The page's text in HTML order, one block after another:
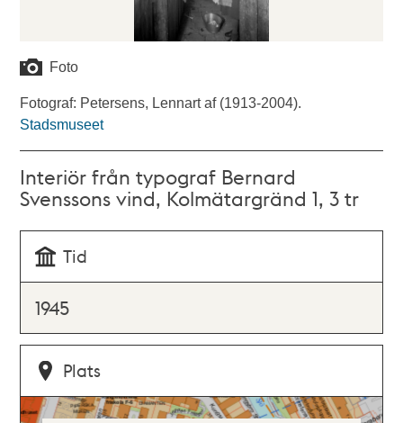
Foto
Fotograf: Petersens, Lennart af (1913-2004).
Stadsmuseet
Interiör från typograf Bernard
Svenssons vind, Kolmätargränd 1, 3 tr
Tid
1945
Plats